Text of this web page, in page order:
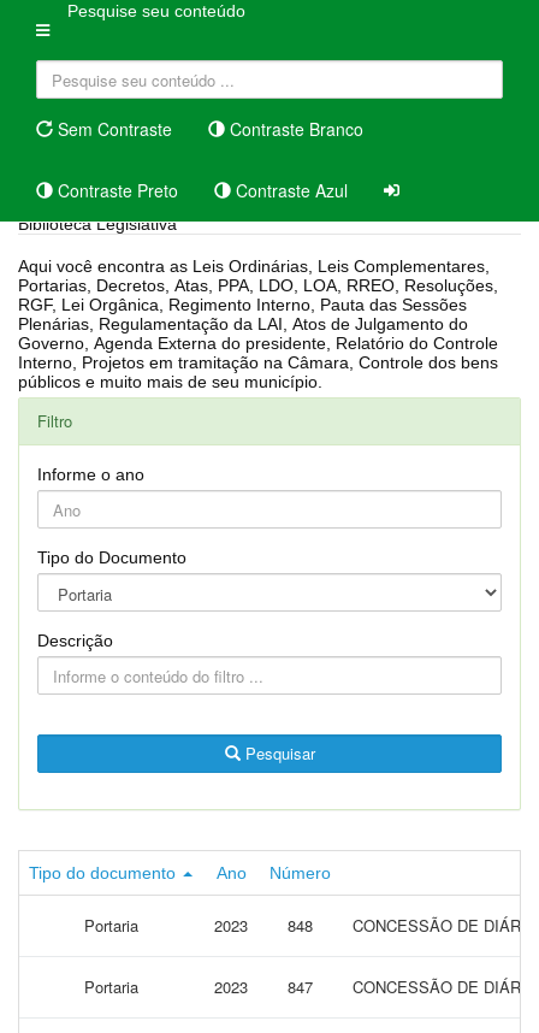
Pesquise seu conteúdo
Sem Contraste Contraste Branco
Contraste Preto Contraste Azul
Biblioteca Legislativa
Aqui você encontra as Leis Ordinárias, Leis Complementares,
Portarias, Decretos, Atas, PPA, LDO, LOA, RREO, Resoluções,
RGF, Lei Orgânica, Regimento Interno, Pauta das Sessões
Plenárias, Regulamentação da LAI, Atos de Julgamento do
Governo, Agenda Externa do presidente, Relatório do Controle
Interno, Projetos em tramitação na Câmara, Controle dos bens
públicos e muito mais de seu município.
Filtro
Informe o ano
Tipo do Documento
Descrição
Pesquisar
Tipo do documento Ano Número
Portaria 2023 848 CONCESSÃO DE
Portaria 2023 847 CONCESSÃO DE